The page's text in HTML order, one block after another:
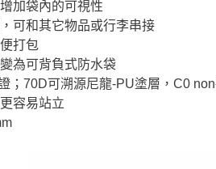
加袋內的可視性
可和其它物品或行李串接
打包
為可背負式防水袋
；70D可溯源尼龍-PU塗層，C0
容易站立